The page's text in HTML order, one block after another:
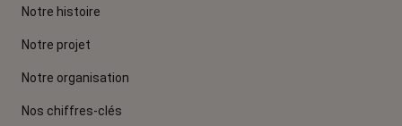
Notre histoire
Notre projet
Notre organisation
Nos chiffres-clés